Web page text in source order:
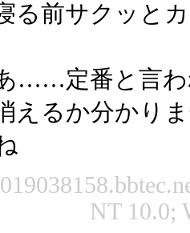
る前サクッと
……定番と言わ
えるか分かり
NT 10.0;